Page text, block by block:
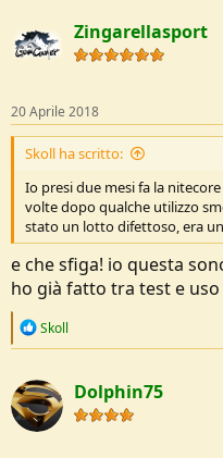
Zingarellasport
20 Aprile 2018
Skoll ha scritto:
Io presi due mesi fa la
volte dopo qualche utilizzo
stato un lotto difettoso, era
e che sfiga! io questa
ho già fatto tra test e
R
c
t
i
o
Skoll
Dolphin75